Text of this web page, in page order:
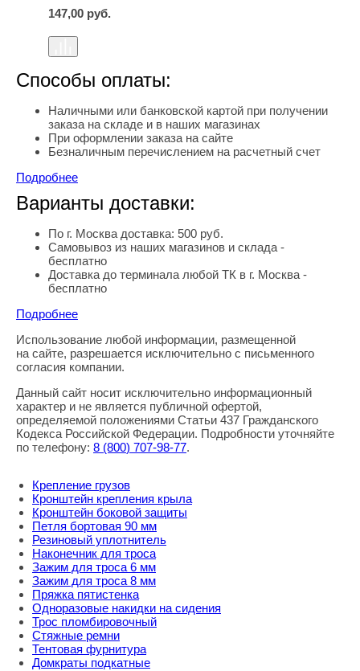
147,00 руб.
Способы оплаты:
Наличными или банковской картой при получении
заказа на складе и в наших магазинах
При оформлении заказа на сайте
Безналичным перечислением на расчетный счет
Подробнее
Варианты доставки:
По г. Москва доставка: 500 руб.
Самовывоз из наших магазинов и склада -
бесплатно
Доставка до терминала любой ТК в г. Москва -
бесплатно
Подробнее
Правовая информация
Использование любой информации, размещенной
на сайте, разрешается исключительно с письменного
согласия компании.
Данный сайт носит исключительно информационный
характер и не является публичной офертой,
определяемой положениями Статьи 437 Гражданского
Кодекса Российской Федерации. Подробности уточняйте
по телефону: 8 (800) 707-98-77.
Крепление грузов
Кронштейн крепления крыла
Кронштейн боковой защиты
Петля бортовая 90 мм
Резиновый уплотнитель
Наконечник для троса
Зажим для троса 6 мм
Зажим для троса 8 мм
Пряжка пятистенка
Одноразовые накидки на сидения
Трос пломбировочный
Стяжные ремни
Тентовая фурнитура
Домкраты подкатные